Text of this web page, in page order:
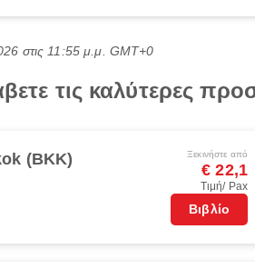
στις 11:55 μ.μ. GMT+0
τις καλύτερες
(BKK) Ξεκινήστε από
€ 22,1
Τιμή/ Pax
Βιβλίο